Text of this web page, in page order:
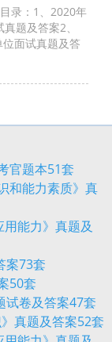
录：1、2020年
题及答案2、
面试真题及答
官题本51套
和能力素质》真
能力》真题及
案73套
50套
试卷及答案47套
真题及答案52套